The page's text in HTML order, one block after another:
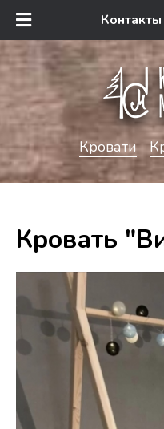
Контакты
Кровати
Кровать